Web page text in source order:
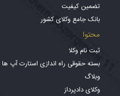
تضمین کیفیت
بانک جامع وکلای کشور
محتوا
ثبت نام وکلا
بسته حقوقی راه اندازی استارت آپ ها
وبلاگ
وکلای دادپرداز